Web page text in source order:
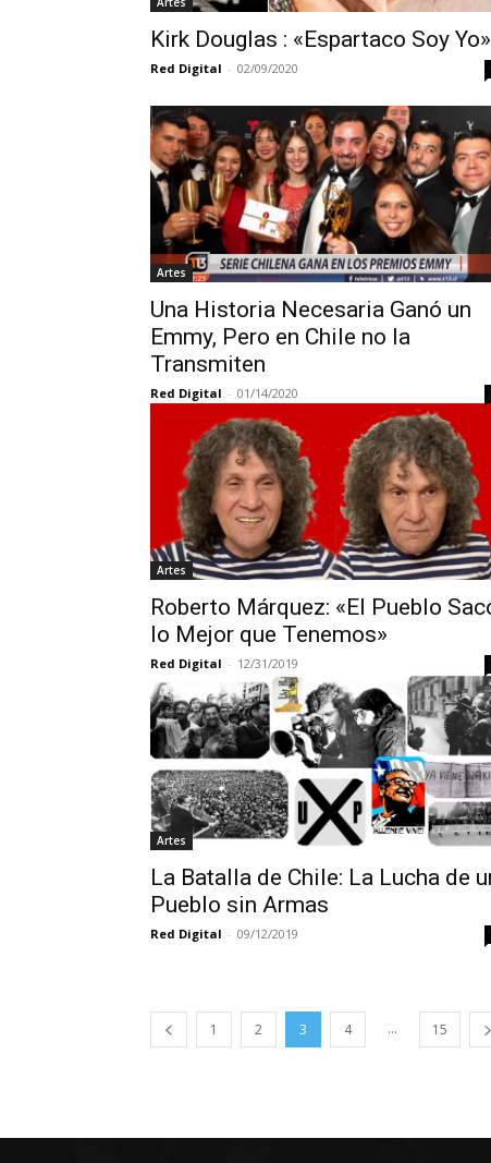
Kirk Douglas : «Espartaco Soy Yo»
Red Digital - 02/09/2020
Artes
Una Historia Necesaria Ganó un
Emmy, Pero en Chile no la
Transmiten
Red Digital - 01/14/2020
Artes
Roberto Márquez: «El Pueblo
lo Mejor que Tenemos»
Red Digital - 12/31/2019
Artes
La Batalla de Chile: La Lucha de
Pueblo sin Armas
Red Digital - 09/12/2019
1 2 3 4 ... 15